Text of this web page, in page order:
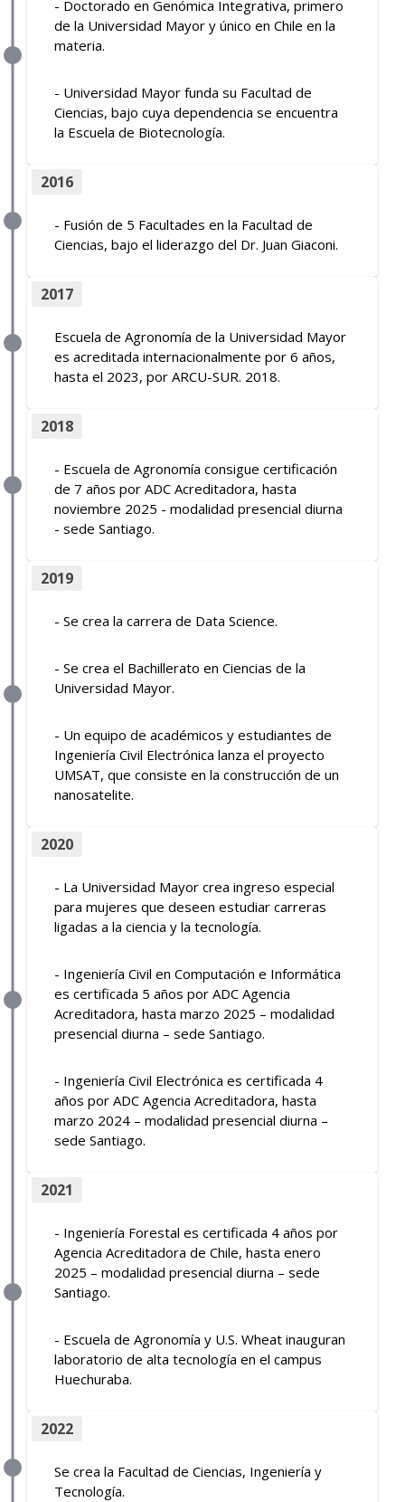
- Doctorado en Genómica Integrativa, primero
de la Universidad Mayor y único en Chile en la
materia.
- Universidad Mayor funda su Facultad de
Ciencias, bajo cuya dependencia se encuentra
la Escuela de Biotecnología.
2016
- Fusión de 5 Facultades en la Facultad de
Ciencias, bajo el liderazgo del Dr. Juan Giaconi.
2017
Escuela de Agronomía de la Universidad Mayor
es acreditada internacionalmente por 6 años,
hasta el 2023, por ARCU-SUR. 2018.
2018
- Escuela de Agronomía consigue certificación
de 7 años por ADC Acreditadora, hasta
noviembre 2025 - modalidad presencial diurna
- sede Santiago.
2019
- Se crea la carrera de Data Science.
- Se crea el Bachillerato en Ciencias de la
Universidad Mayor.
- Un equipo de académicos y estudiantes de
Ingeniería Civil Electrónica lanza el proyecto
UMSAT, que consiste en la construcción de un
nanosatelite.
2020
- La Universidad Mayor crea ingreso especial
para mujeres que deseen estudiar carreras
ligadas a la ciencia y la tecnología.
- Ingeniería Civil en Computación e Informática
es certificada 5 años por ADC Agencia
Acreditadora, hasta marzo 2025 – modalidad
presencial diurna – sede Santiago.
- Ingeniería Civil Electrónica es certificada 4
años por ADC Agencia Acreditadora, hasta
marzo 2024 – modalidad presencial diurna –
sede Santiago.
2021
- Ingeniería Forestal es certificada 4 años por
Agencia Acreditadora de Chile, hasta enero
2025 – modalidad presencial diurna – sede
Santiago.
- Escuela de Agronomía y U.S. Wheat inauguran
laboratorio de alta tecnología en el campus
Huechuraba.
2022
Se crea la Facultad de Ciencias, Ingeniería y
Tecnología.